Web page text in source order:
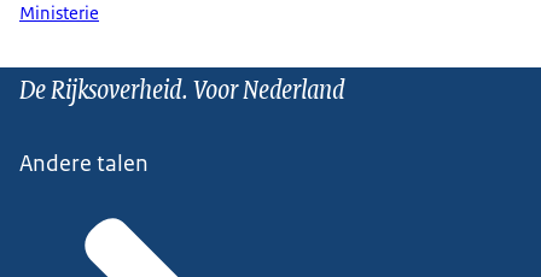
Ministerie
De Rijksoverheid. Voor Nederland
Andere talen